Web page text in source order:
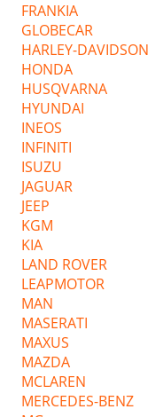
FRANKIA
GLOBECAR
HARLEY-DAVIDSON
HONDA
HUSQVARNA
HYUNDAI
INEOS
INFINITI
ISUZU
JAGUAR
JEEP
KGM
KIA
LAND ROVER
LEAPMOTOR
MAN
MASERATI
MAXUS
MAZDA
MCLAREN
MERCEDES-BENZ